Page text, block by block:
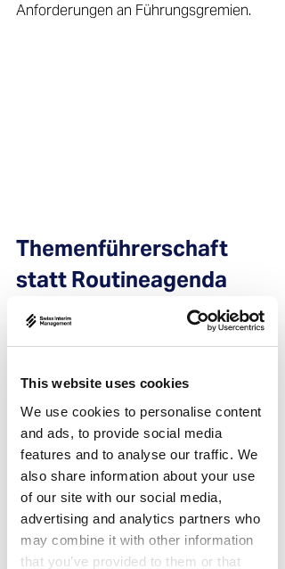
This website uses cookies
We use cookies to personalise content
and ads, to provide social media
features and to analyse our traffic. We
also share information about your use
of our site with our social media,
advertising and analytics partners who
may combine it with other information
that you’ve provided to them or that
Anforderungen an Führungsgremien.
Themenführerschaft
statt Routineagenda
Strategische Wirkung entsteht nicht
durch Informationsdichte, sondern
durch klare Priorisierung. Zu oft werden
bestimmt. Moderne Governance
bedeutet Themenführerschaft.  Welche
digitalen Plattformen definieren künftig
unsere Wertschöpfung? Wie gestalten
wir Patient Experience im Zeitalter
KI‑gestützter Behandlungspfade? Wo
entscheiden wir uns bewusst gegen ein
Leistungsangebot, um Exzellenz in
einem anderen Bereich zu